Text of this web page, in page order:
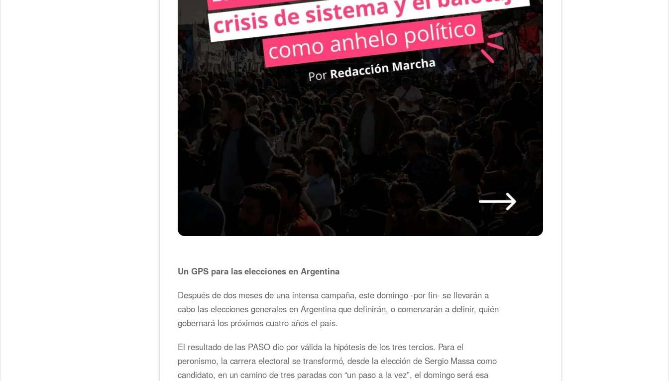
Un GPS para las elecciones en Argentina
Después de dos meses de una intensa campaña, este domingo -por fin- se llevarán a
cabo las elecciones generales en Argentina que definirán, o comenzarán a definir, quién
gobernará los próximos cuatro años el país.
El resultado de las PASO dio por válida la hipótesis de los tres tercios. Para el
peronismo, la carrera electoral se transformó, desde la elección de Sergio Massa como
candidato, en un camino de tres paradas con “un paso a la vez”, el domingo será esa